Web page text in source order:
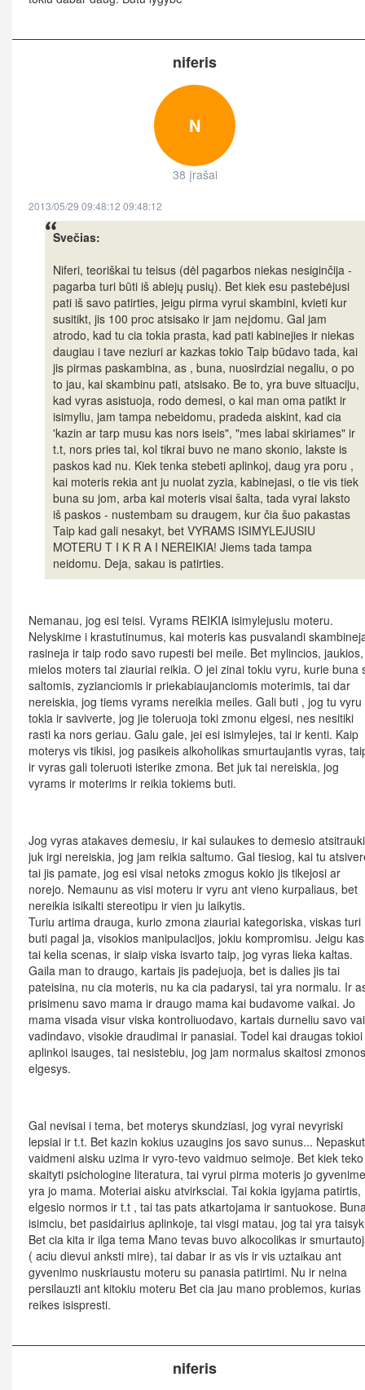
niferis
N
38 įrašai
2013/05/29 09:48:12 09:48:12
Svečias:
Niferi, teoriškai tu teisus (dėl pagarbos niekas nesiginčija -
pagarba turi būti iš abiejų pusių). Bet kiek esu pastebėjusi
pati iš savo patirties, jeigu pirma vyrui skambini, kvieti kur
susitikt, jis 100 proc atsisako ir jam neįdomu. Gal jam
atrodo, kad tu cia tokia prasta, kad pati kabinejies ir niekas
daugiau i tave neziuri ar kazkas tokio Taip būdavo tada, kai
jis pirmas paskambina, as , buna, nuosirdziai negaliu, o po
to jau, kai skambinu pati, atsisako. Be to, yra buve situaciju,
kad vyras asistuoja, rodo demesi, o kai man oma patikt ir
isimyliu, jam tampa nebeidomu, pradeda aiskint, kad cia
'kazin ar tarp musu kas nors iseis", "mes labai skiriames" ir
t.t, nors pries tai, kol tikrai buvo ne mano skonio, lakste is
paskos kad nu. Kiek tenka stebeti aplinkoj, daug yra poru ,
kai moteris rekia ant ju nuolat zyzia, kabinejasi, o tie vis tiek
buna su jom, arba kai moteris visai šalta, tada vyrai laksto
iš paskos - nustembam su draugem, kur čia šuo pakastas
Taip kad gali nesakyt, bet VYRAMS ISIMYLEJUSIU
MOTERU T I K R A I NEREIKIA! Jiems tada tampa
neidomu. Deja, sakau is patirties.
Nemanau, jog esi teisi. Vyrams REIKIA isimylejusiu moteru.
Nelyskime i krastutinumus, kai moteris kas pusvalandi
rasineja ir taip rodo savo rupesti bei meile. Bet mylincios, jaukios,
mielos moters tai ziauriai reikia. O jei zinai tokiu vyru, kurie buna
saltomis, zyzianciomis ir priekabiaujanciomis moterimis, tai dar
nereiskia, jog tiems vyrams nereikia meiles. Gali buti , jog tu vyru
tokia ir saviverte, jog jie toleruoja toki zmonu elgesi, nes nesitiki
rasti ka nors geriau. Galu gale, jei esi isimylejes, tai ir kenti. Kaip
moterys vis tikisi, jog pasikeis alkoholikas smurtaujantis vyras,
ir vyras gali toleruoti isterike zmona. Bet juk tai nereiskia, jog
vyrams ir moterims ir reikia tokiems buti.
Jog vyras atakaves demesiu, ir kai sulaukes to demesio
juk irgi nereiskia, jog jam reikia saltumo. Gal tiesiog, kai tu
tai jis pamate, jog esi visai netoks zmogus kokio jis tikejosi ar
norejo. Nemaunu as visi moteru ir vyru ant vieno kurpaliaus, bet
nereikia isikalti stereotipu ir vien ju laikytis.
Turiu artima drauga, kurio zmona ziauriai kategoriska, viskas turi
buti pagal ja, visokios manipulacijos, jokiu kompromisu. Jeigu
tai kelia scenas, ir siaip viska isvarto taip, jog vyras lieka kaltas.
Gaila man to draugo, kartais jis padejuoja, bet is dalies jis tai
pateisina, nu cia moteris, nu ka cia padarysi, tai yra normalu. Ir
prisimenu savo mama ir draugo mama kai budavome vaikai. Jo
mama visada visur viska kontroliuodavo, kartais durneliu savo
vadindavo, visokie draudimai ir panasiai. Todel kai draugas tokioi
aplinkoi isauges, tai nesistebiu, jog jam normalus skaitosi zmonos
elgesys.
Gal nevisai i tema, bet moterys skundziasi, jog vyrai nevyriski
lepsiai ir t.t. Bet kazin kokius uzaugins jos savo sunus...
vaidmeni aisku uzima ir vyro-tevo vaidmuo seimoje. Bet kiek teko
skaityti psichologine literatura, tai vyrui pirma moteris jo gyvenime
yra jo mama. Moteriai aisku atvirksciai. Tai kokia igyjama patirtis,
elgesio normos ir t.t , tai tas pats atkartojama ir santuokose.
isimciu, bet pasidairius aplinkoje, tai visgi matau, jog tai yra
Bet cia kita ir ilga tema Mano tevas buvo alkocolikas ir
( aciu dievui anksti mire), tai dabar ir as vis ir vis uztaikau ant
gyvenimo nuskriaustu moteru su panasia patirtimi. Nu ir neina
persilauzti ant kitokiu moteru Bet cia jau mano problemos, kurias
reikes isispresti.
niferis